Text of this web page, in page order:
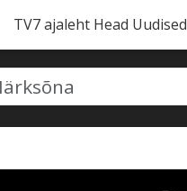
TV7 ajaleht Head Uudised